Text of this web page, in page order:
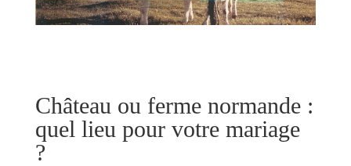
Château ou ferme normande :
quel lieu pour votre mariage
?